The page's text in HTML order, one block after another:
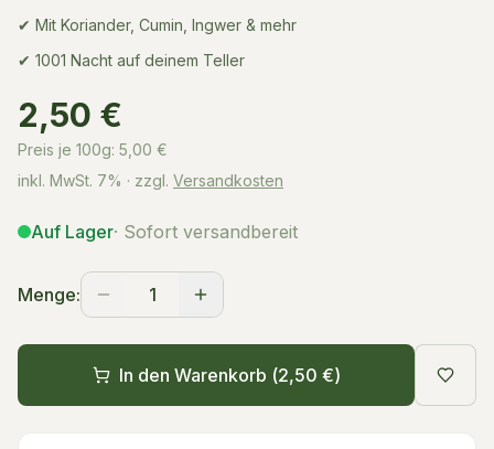
✔ Mit Koriander, Cumin, Ingwer & mehr
✔ 1001 Nacht auf deinem Teller
2,50 €
Preis je 100g: 5,00 €
inkl. MwSt. 7% · zzgl. Versandkosten
Auf Lager· Sofort versandbereit
Menge: 1
In den Warenkorb (2,50 €)